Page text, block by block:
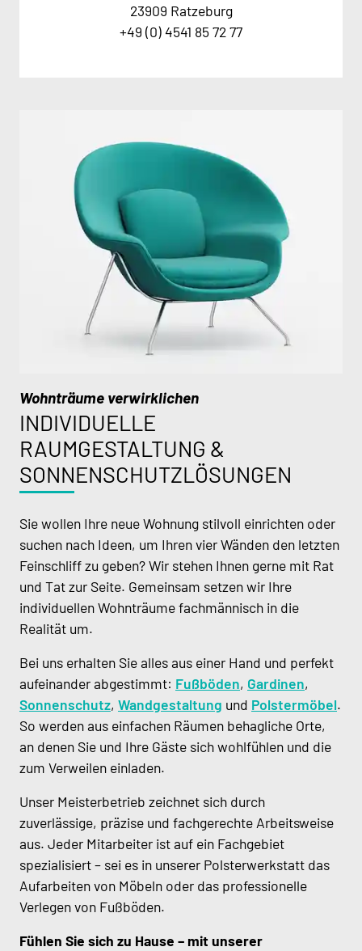
23909 Ratzeburg
+49 (0) 4541 85 72 77
Wohnträume verwirklichen
INDIVIDUELLE
RAUMGESTALTUNG &
SONNENSCHUTZ­LÖSUNGEN
Sie wollen Ihre neue Wohnung stilvoll einrichten oder
suchen nach Ideen, um Ihren vier Wänden den letzten
Feinschliff zu geben? Wir stehen Ihnen gerne mit Rat
und Tat zur Seite. Gemeinsam setzen wir Ihre
individuellen Wohnträume fachmännisch in die
Realität um.
Bei uns erhalten Sie alles aus einer Hand und perfekt
aufeinander abgestimmt: Fußböden, Gardinen,
Sonnenschutz, Wandgestaltung und Polstermöbel.
So werden aus einfachen Räumen behagliche Orte,
an denen Sie und Ihre Gäste sich wohlfühlen und die
zum Verweilen einladen.
Unser Meisterbetrieb zeichnet sich durch
zuverlässige, präzise und fachgerechte Arbeitsweise
aus. Jeder Mitarbeiter ist auf ein Fachgebiet
spezialisiert – sei es in unserer Polsterwerkstatt das
Aufarbeiten von Möbeln oder das professionelle
Verlegen von Fußböden.
Fühlen Sie sich zu Hause – mit unserer